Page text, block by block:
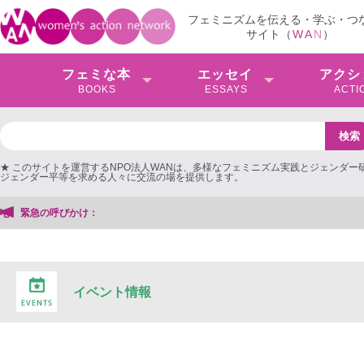
フェミニズムを伝える・学ぶ・つ
サイト（WAN ）
フェミな本
BOOKS
エッセイ
ESSAYS
アクシ
★ このサイトを運営するNPO法人WANは、多様なフェミニズム実践とジェンダー
ジェンダー平等を求める人々に交流の場を提供します。
緊急の呼びかけ：
イベント情報